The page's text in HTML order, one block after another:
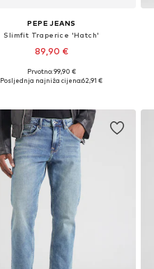
PEPE JEANS
Slimfit Traperice 'Hatch'
89,90 €
Dostupno u više veličina
Prvotno: 99,90 €
Posljednja najniža cijena:62,91 €